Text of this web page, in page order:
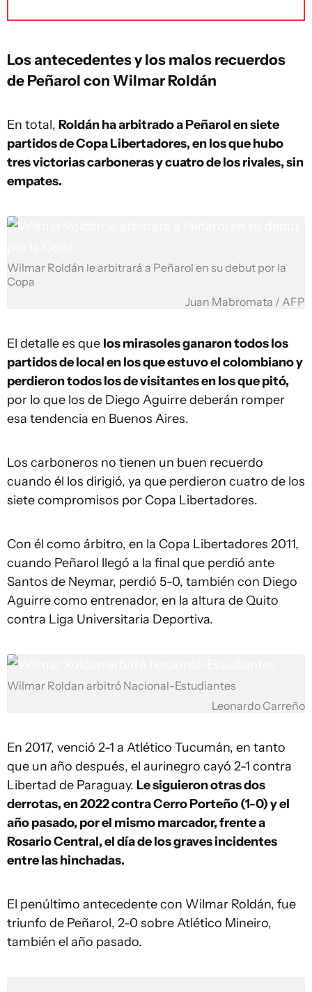
Los antecedentes y los malos recuerdos
de Peñarol con Wilmar Roldán
En total, Roldán ha arbitrado a Peñarol en siete
partidos de Copa Libertadores, en los que hubo
tres victorias carboneras y cuatro de los rivales, sin
empates.
Wilmar Roldán le arbitrará a Peñarol en su debut por la
Copa
Juan Mabromata / AFP
El detalle es que los mirasoles ganaron todos los
partidos de local en los que estuvo el colombiano y
perdieron todos los de visitantes en los que pitó,
por lo que los de Diego Aguirre deberán romper
esa tendencia en Buenos Aires.
Los carboneros no tienen un buen recuerdo
cuando él los dirigió, ya que perdieron cuatro de los
siete compromisos por Copa Libertadores.
Con él como árbitro, en la Copa Libertadores 2011,
cuando Peñarol llegó a la final que perdió ante
Santos de Neymar, perdió 5-0, también con Diego
Aguirre como entrenador, en la altura de Quito
contra Liga Universitaria Deportiva.
Wilmar Roldan arbitró Nacional-Estudiantes
Leonardo Carreño
En 2017, venció 2-1 a Atlético Tucumán, en tanto
que un año después, el aurinegro cayó 2-1 contra
Libertad de Paraguay. Le siguieron otras dos
derrotas, en 2022 contra Cerro Porteño (1-0) y el
año pasado, por el mismo marcador, frente a
Rosario Central, el día de los graves incidentes
entre las hinchadas.
El penúltimo antecedente con Wilmar Roldán, fue
triunfo de Peñarol, 2-0 sobre Atlético Mineiro,
también el año pasado.